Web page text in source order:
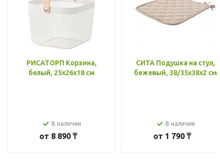
РИСАТОРП Корзина,
белый, 25x26x18 см
В наличии
от 8 890 ₸
СИТА Подушка на стул,
бежевый, 38/35x38x2 см
В наличии
от 1 790 ₸